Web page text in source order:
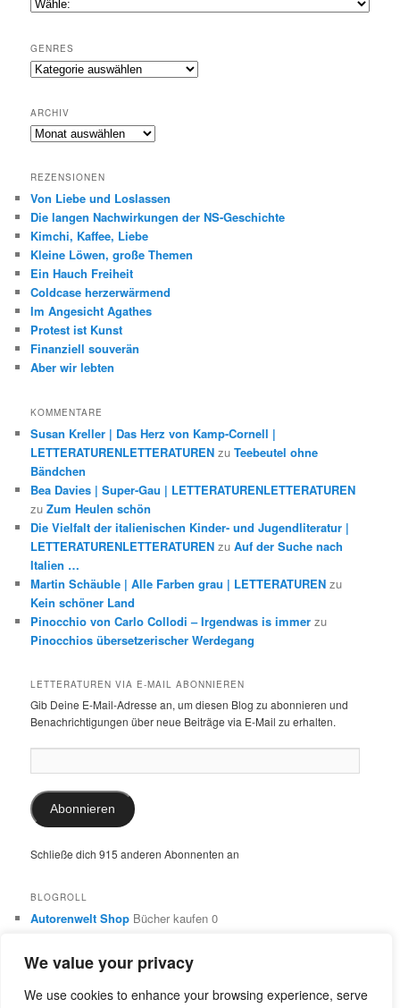
We value your privacy
We use cookies to enhance your browsing experience, serve
GENRES
Genres
ARCHIV
Archiv
REZENSIONEN
Von Liebe und Loslassen
Die langen Nachwirkungen der NS-Geschichte
Kimchi, Kaffee, Liebe
Kleine Löwen, große Themen
Ein Hauch Freiheit
Coldcase herzerwärmend
Im Angesicht Agathes
Protest ist Kunst
Finanziell souverän
Aber wir lebten
KOMMENTARE
Susan Kreller | Das Herz von Kamp-Cornell |
LETTERATURENLETTERATUREN zuTeebeutel ohne
Bändchen
Bea Davies | Super-Gau | LETTERATURENLETTERATUREN
zuZum Heulen schön
Die Vielfalt der italienischen Kinder- und Jugendliteratur |
LETTERATURENLETTERATUREN zuAuf der Suche nach
Italien …
Martin Schäuble | Alle Farben grau | LETTERATUREN zu
Kein schöner Land
Pinocchio von Carlo Collodi – Irgendwas is immer zu
Pinocchios übersetzerischer Werdegang
LETTERATUREN VIA E-MAIL ABONNIEREN
Gib Deine E-Mail-Adresse an, um diesen Blog zu abonnieren und
Benachrichtigungen über neue Beiträge via E-Mail zu erhalten.
Mail-
Adresse:
Abonnieren
Schließe dich 915 anderen Abonnenten an
BLOGROLL
Autorenwelt Shop Bücher kaufen 0
0
Dr. Ulrike SchimmingÜbersetzungen aus dem Italienischen
und Englischen 0